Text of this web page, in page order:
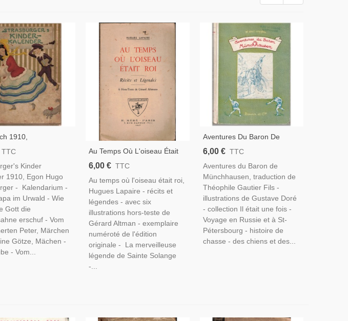
1910,
Kinder
1910, Egon Hugo
- Märchen 1910
TTC
Kinder
1910, Egon Hugo
- Kalendarium -
im Urwald - Wie
Gott die
erschuf - Vom
Peter, Märchen
Götze, Mächen -
- Vom...
Au Temps Où L'oiseau Était
Roi, Hugues Lapaire, 1947 -,
6,00 € TTC
Au temps où l'oiseau était roi,
Hugues Lapaire - récits et
légendes - avec six
illustrations hors-teste de
Gérard Altman - exemplaire
numéroté de l'édition
originale - La merveilleuse
légende de Sainte Solange
-...
Aventures Du Baron De
Münchhausen, Théophile
Gautier Fils, 1948 - Gustave
Doré
6,00 € TTC
Aventures du Baron de
Münchhausen, traduction de
Théophile Gautier Fils -
illustrations de Gustave Doré
- collection Il était une fois -
Voyage en Russie et à St-
Pétersbourg - histoire de
chasse - des chiens et des...